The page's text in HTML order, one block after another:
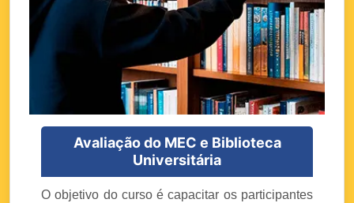
Avaliação do MEC e Biblioteca
Universitária
O objetivo do curso é capacitar os participantes